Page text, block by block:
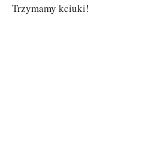
Trzymamy kciuki!